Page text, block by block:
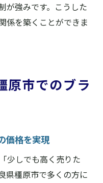
が強みです。こうした
係を築くことができま
原市でのブラ
価格を実現
少しでも高く売りた
県橿原市で多くの方に